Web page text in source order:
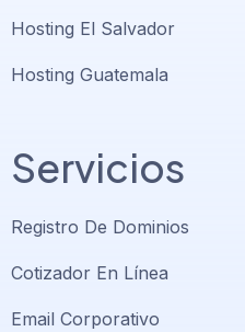
Hosting El Salvador
Hosting Guatemala
Servicios
Registro De Dominios
Cotizador En Línea
Email Corporativo